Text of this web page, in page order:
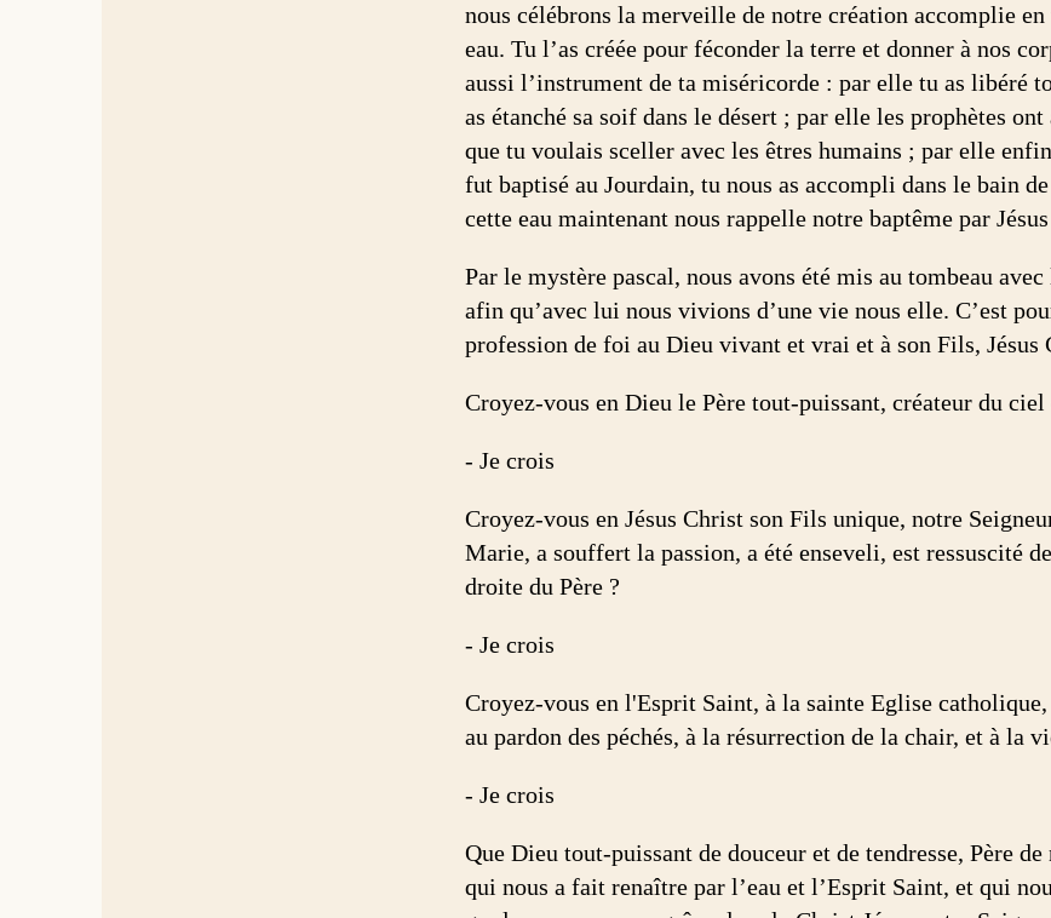
nous célébrons la merveille de notre création accomplie
eau. Tu l’as créée pour féconder la terre et donner à nos
aussi l’instrument de ta miséricorde : par elle tu as libéré
as étanché sa soif dans le désert ; par elle les prophètes
que tu voulais sceller avec les êtres humains ; par elle
fut baptisé au Jourdain, tu nous as accompli dans le bain
cette eau maintenant nous rappelle notre baptême par
Par le mystère pascal, nous avons été mis au tombeau
afin qu’avec lui nous vivions d’une vie nous elle. C’est
profession de foi au Dieu vivant et vrai et à son Fils, Jésus
Croyez-vous en Dieu le Père tout-puissant, créateur du ciel
- Je crois
Croyez-vous en Jésus Christ son Fils unique, notre
Marie, a souffert la passion, a été enseveli, est ressuscité
droite du Père ?
- Je crois
Croyez-vous en l'Esprit Saint, à la sainte Eglise
au pardon des péchés, à la résurrection de la chair, et à la
- Je crois
Que Dieu tout-puissant de douceur et de tendresse, Père
qui nous a fait renaître par l’eau et l’Esprit Saint, et qui